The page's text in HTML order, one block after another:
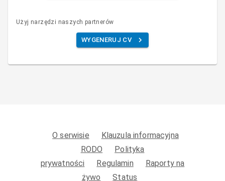
Użyj narzędzi naszych partnerów
WYGENERUJ CV
O serwisie
Klauzula informacyjna
RODO
Polityka
prywatności
Regulamin
Raporty na
żywo
Status